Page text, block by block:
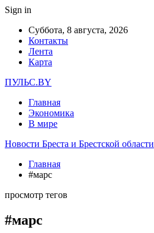
Sign in
Суббота, 8 августа, 2026
Контакты
Лента
Карта
ПУЛЬС.BY
Главная
Экономика
В мире
Новости Бреста и Брестской области
Главная
#марс
просмотр тегов
#марс